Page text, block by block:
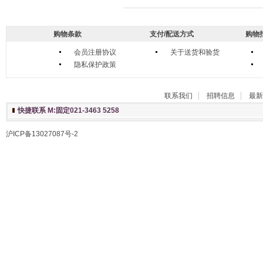
购物条款
会员注册协议
隐私保护政策
支付/配送方式
关于送货和验货
购物
联系我们 招聘信息
最
快捷联系 M:固定021-3463 5258
沪ICP备13027087号-2